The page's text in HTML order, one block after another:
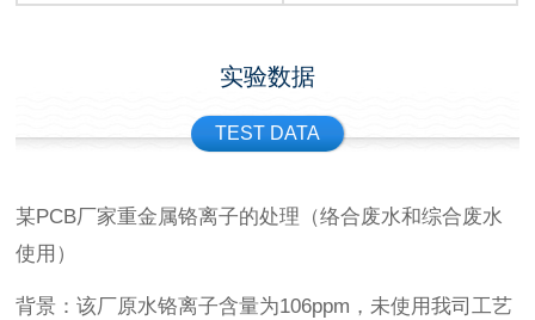
实验数据
TEST DATA
某PCB厂家重金属铬离子的处理（络合废水和综合废水
使用）
背景：该厂原水铬离子含量为106ppm，未使用我司工艺